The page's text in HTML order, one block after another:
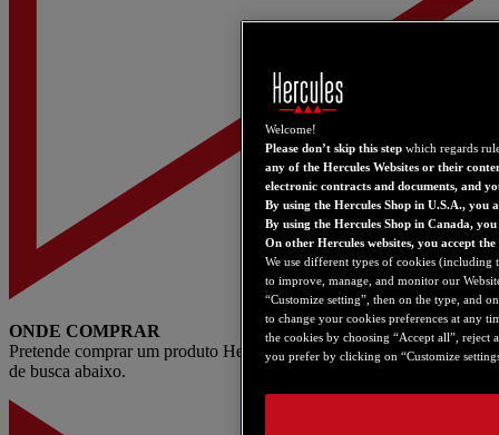
ONDE COMPRAR
Pretende comprar um produto Hercules. Não hesite em usar o motor
de busca abaixo.
Welcome!
Please don’t skip this step which regards
any of the Hercules Websites or their
electronic contracts and documents, and
By using the Hercules Shop in U.S.A., you
By using the Hercules Shop in Canada,
On other Hercules websites, you accept the
We use different types of cookies
to improve, manage, and monitor our
“Customize setting”, then on the type, and
to change your cookies preferences at any
the cookies by choosing “Accept all”, reject
you prefer by clicking on “Customize